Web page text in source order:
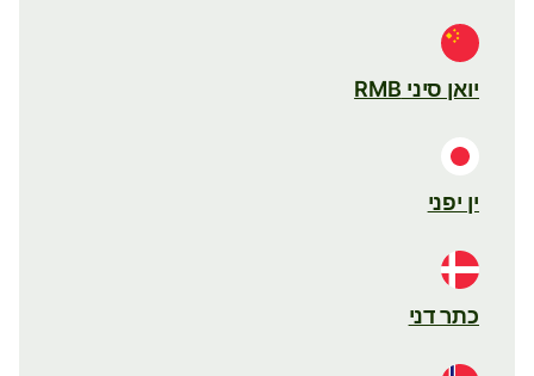
יואן סיני RMB
ין יפני
כתר דני